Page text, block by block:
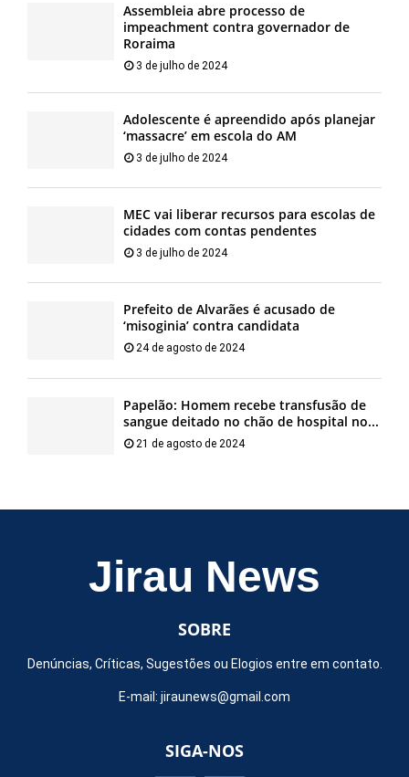
Assembleia abre processo de
impeachment contra governador de
Roraima
3 de julho de 2024
Adolescente é apreendido após planejar
‘massacre’ em escola do AM
3 de julho de 2024
MEC vai liberar recursos para escolas de
cidades com contas pendentes
3 de julho de 2024
Prefeito de Alvarães é acusado de
‘misoginia’ contra candidata
24 de agosto de 2024
Papelão: Homem recebe transfusão de
sangue deitado no chão de hospital no...
21 de agosto de 2024
Jirau News
SOBRE
Denúncias, Críticas, Sugestões ou Elogios entre em contato.
E-mail: jiraunews@gmail.com
SIGA-NOS